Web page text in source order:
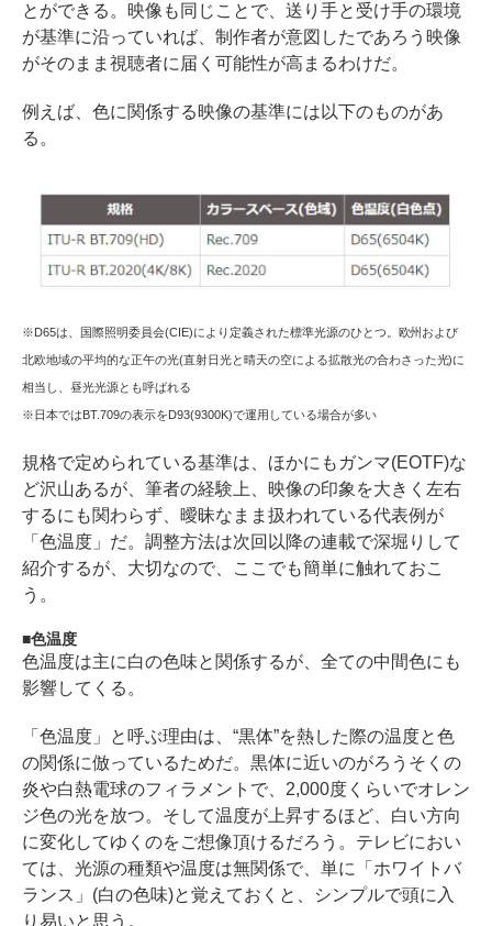
とができる。映像も同じことで、送り手と受け手の環境
が基準に沿っていれば、制作者が意図したであろう映像
がそのまま視聴者に届く可能性が高まるわけだ。
例えば、色に関係する映像の基準には以下のものがあ
る。
※D65は、国際照明委員会(CIE)により定義された標準光源のひとつ。欧州および
北欧地域の平均的な正午の光(直射日光と晴天の空による拡散光の合わさった光)に
相当し、昼光光源とも呼ばれる
※日本ではBT.709の表示をD93(9300K)で運用している場合が多い
規格で定められている基準は、ほかにもガンマ(EOTF)な
ど沢山あるが、筆者の経験上、映像の印象を大きく左右
するにも関わらず、曖昧なまま扱われている代表例が
「色温度」だ。調整方法は次回以降の連載で深堀りして
紹介するが、大切なので、ここでも簡単に触れておこ
う。
色温度
色温度は主に白の色味と関係するが、全ての中間色にも
影響してくる。
「色温度」と呼ぶ理由は、“黒体”を熱した際の温度と色
の関係に倣っているためだ。黒体に近いのがろうそくの
炎や白熱電球のフィラメントで、2,000度くらいでオレン
ジ色の光を放つ。そして温度が上昇するほど、白い方向
に変化してゆくのをご想像頂けるだろう。テレビにおい
ては、光源の種類や温度は無関係で、単に「ホワイトバ
ランス」(白の色味)と覚えておくと、シンプルで頭に入
り易いと思う。